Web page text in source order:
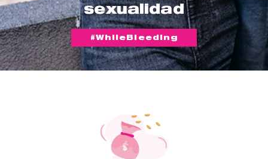
sexualidad
#WhileBleeding